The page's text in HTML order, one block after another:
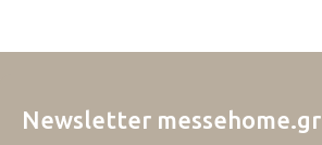
Newsletter messehome.gr